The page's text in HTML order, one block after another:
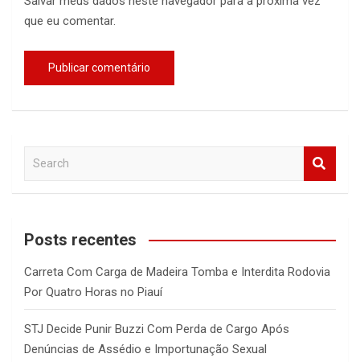
que eu comentar.
a
c
Posts recentes
Carreta Com Carga de Madeira Tomba e Interdita Rodovia
Por Quatro Horas no Piauí
STJ Decide Punir Buzzi Com Perda de Cargo Após
Denúncias de Assédio e Importunação Sexual